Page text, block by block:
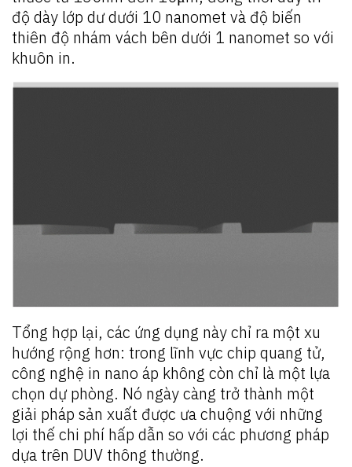
độ dày lớp dư dưới 10 nanomet và độ biến
thiên độ nhám vách bên dưới 1 nanomet so với
khuôn in.
Tổng hợp lại, các ứng dụng này chỉ ra một xu
hướng rộng hơn: trong lĩnh vực chip quang tử,
công nghệ in nano áp không còn chỉ là một lựa
chọn dự phòng. Nó ngày càng trở thành một
giải pháp sản xuất được ưa chuộng với những
lợi thế chi phí hấp dẫn so với các phương pháp
dựa trên DUV thông thường.